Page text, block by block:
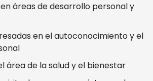
áreas de desarrollo personal y
en el autoconocimiento y el
área de la salud y el bienestar